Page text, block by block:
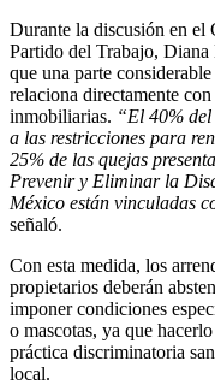
Durante la discusión en el
Partido del Trabajo, Diana
que una parte
relaciona directamente
inmobiliarias. “El 40% del
a las restricciones para
25% de las quejas
Prevenir y Eliminar la
México están vinculadas
señaló.
Con esta medida, los
propietarios deberán
imponer condiciones
o mascotas, ya que
práctica discriminatoria
local.